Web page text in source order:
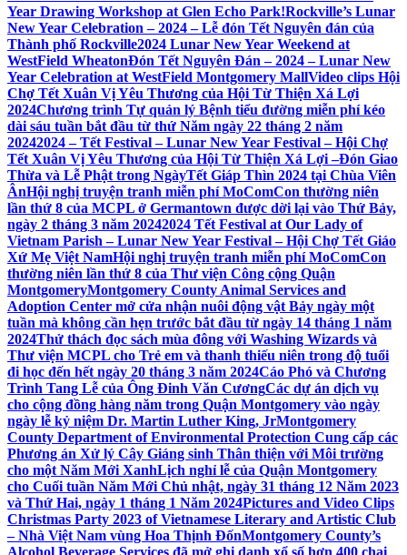
Year Drawing Workshop at Glen Echo Park!Rockville’s Lunar
New Year Celebration – 2024 – Lễ đón Tết Nguyên đán của
Thành phố Rockville2024 Lunar New Year Weekend at
WestField WheatonĐón Tết Nguyên Đán – 2024 – Lunar New
Year Celebration at WestField Montgomery MallVideo clips Hội
Chợ Tết Xuân Vị Yêu Thương của Hội Từ Thiện Xá Lợi
2024Chương trình Tự quản lý Bệnh tiểu đường miễn phí kéo
dài sáu tuần bắt đầu từ thứ Năm ngày 22 tháng 2 năm
20242024 – Tết Festival – Lunar New Year Festival – Hội Chợ
Tết Xuân Vị Yêu Thương của Hội Từ Thiện Xá Lợi –Đón Giao
Thừa và Lễ Phật trong NgàyTết Giáp Thìn 2024 tại Chùa Viên
ÂnHội nghị truyện tranh miễn phí MoComCon thường niên
lần thứ 8 của MCPL ở Germantown được dời lại vào Thứ Bảy,
ngày 2 tháng 3 năm 20242024 Tết Festival at Our Lady of
Vietnam Parish – Lunar New Year Festival – Hội Chợ Tết Giáo
Xứ Mẹ Việt NamHội nghị truyện tranh miễn phí MoComCon
thường niên lần thứ 8 của Thư viện Công cộng Quận
MontgomeryMontgomery County Animal Services and
Adoption Center mở cửa nhận nuôi động vật Bảy ngày một
tuần mà không cần hẹn trước bắt đầu từ ngày 14 tháng 1 năm
2024Thử thách đọc sách mùa đông với Washing Wizards và
Thư viện MCPL cho Trẻ em và thanh thiếu niên trong độ tuổi
đi học đến hết ngày 20 tháng 3 năm 2024Cáo Phó và Chương
Trình Tang Lễ của Ông Đinh Văn CươngCác dự án dịch vụ
cho cộng đồng hàng năm trong Quận Montgomery vào ngày
ngày lễ kỷ niệm Dr. Martin Luther King, JrMontgomery
County Department of Environmental Protection Cung cấp các
Phương án Xử lý Cây Giáng sinh Thân thiện với Môi trường
cho một Năm Mới XanhLịch nghỉ lễ của Quận Montgomery
cho Cuối tuần Năm Mới Chủ nhật, ngày 31 tháng 12 Năm 2023
và Thứ Hai, ngày 1 tháng 1 Năm 2024Pictures and Video Clips
Christmas Party 2023 of Vietnamese Literary and Artistic Club
– Nhà Việt Nam vùng Hoa Thịnh ĐốnMontgomery County’s
Alcohol Beverage Services đã mở ghi danh xổ số hơn 400 chai